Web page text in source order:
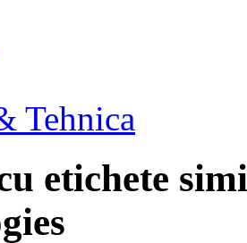
Tehnica
etichete